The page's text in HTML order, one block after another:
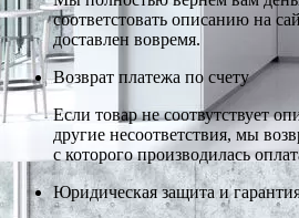
соответстовать описанию на
доставлен вовремя.
Возврат платежа по счету
Если товар не соотвутствует
другие несоответствия, мы
с которого производилась
Юридическая защита и